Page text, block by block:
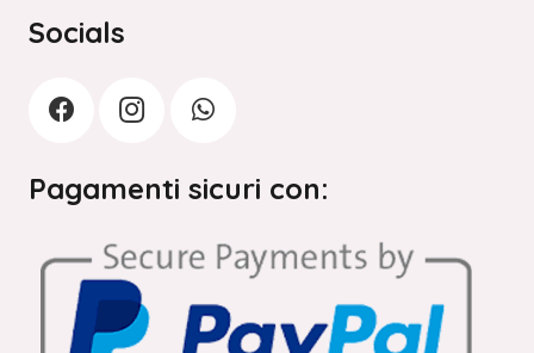
Socials
Pagamenti sicuri con: